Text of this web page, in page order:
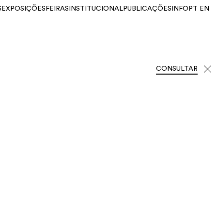
EXPOSIÇÕES FEIRAS INSTITUCIONAL PUBLICAÇÕES INFO PT EN
CONSULTAR